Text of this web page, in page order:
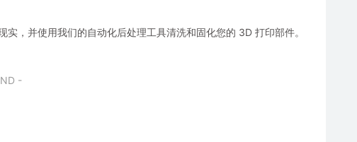
，并使用我们的自动化后处理工具清洗和固化您的 3D 打印部件。
-